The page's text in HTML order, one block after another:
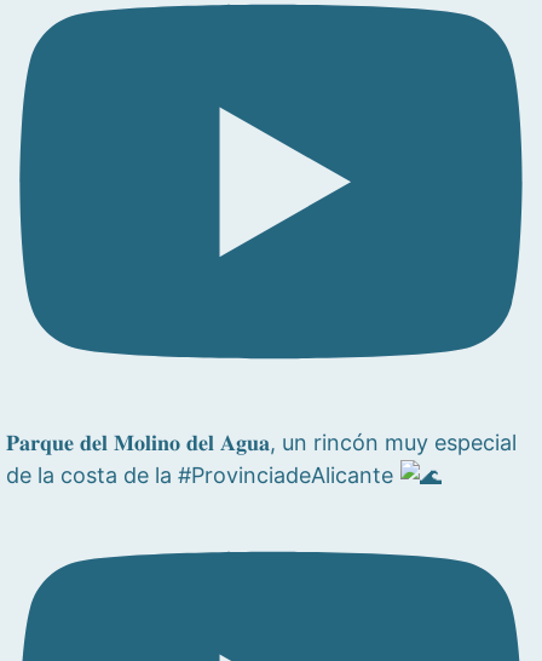
𝐏𝐚𝐫𝐪𝐮𝐞 𝐝𝐞𝐥 𝐌𝐨𝐥𝐢𝐧𝐨 𝐝𝐞𝐥 𝐀𝐠𝐮𝐚, un rincón muy especial
de la costa de la #ProvinciadeAlicante